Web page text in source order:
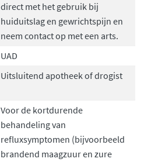
direct met het gebruik bij
huiduitslag en gewrichtspijn en
neem contact op met een arts.
UAD
Uitsluitend apotheek of drogist
Voor de kortdurende
behandeling van
refluxsymptomen (bijvoorbeeld
brandend maagzuur en zure